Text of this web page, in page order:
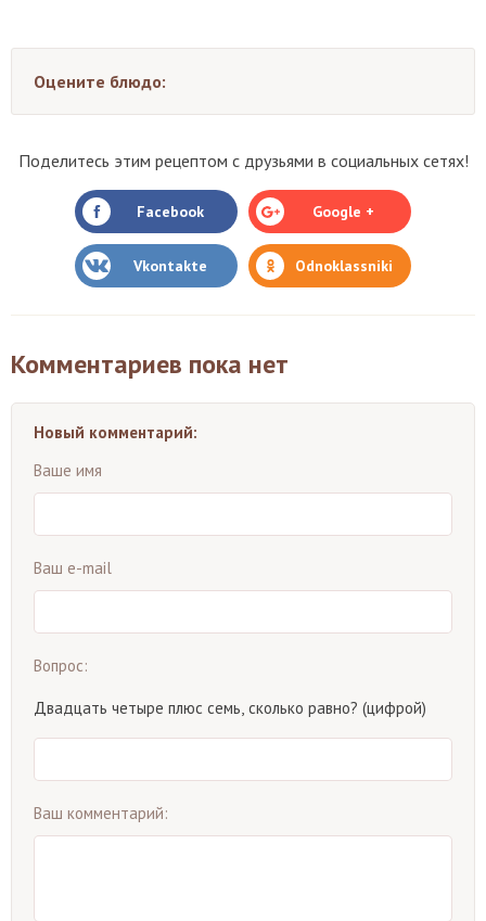
Оцените блюдо:
Поделитесь этим рецептом с друзьями в социальных сетях!
Facebook Google +
Vkontakte Odnoklassniki
Комментариев пока нет
Новый комментарий:
Ваше имя
Ваш e-mail
Вопрос:
Двадцать четыре плюс семь, сколько равно? (цифрой)
Ваш комментарий: